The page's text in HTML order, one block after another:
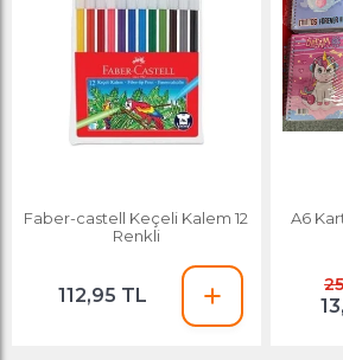
Faber-castell Keçeli Kalem 12
Renkli
112,95 TL
A6